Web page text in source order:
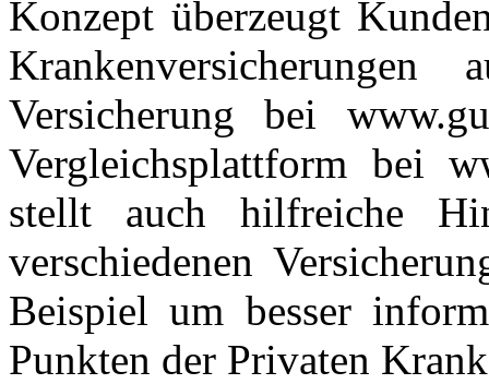
Konzept überzeugt
Versicherung bei
Vergleichsplattform bei
stellt auch hilfreiche
verschiedenen
Beispiel um besser
Punkten der Privaten